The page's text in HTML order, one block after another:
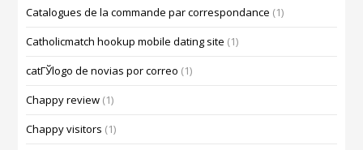
Catalogues de la commande par correspondance (1)
Catholicmatch hookup mobile dating site (1)
catГЎlogo de novias por correo (1)
Chappy review (1)
Chappy visitors (1)